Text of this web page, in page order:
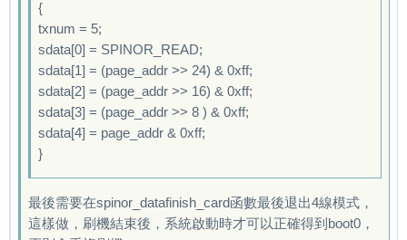
nor_page_cnt=7167
nor_page_cnt=7679
nor_page_cnt=8191
nor_page_cnt=8703
nor_page_cnt=9215
nor_page_cnt=9727
nor_page_cnt=10239
nor_page_cnt=10751
nor_page_cnt=11263
nor_page_cnt=11775
nor_page_cnt=12287
{
txnum = 5;
sdata[0] = SPINOR_READ;
sdata[1] = (page_addr >> 24) & 0xff;
sdata[2] = (page_addr >> 16) & 0xff;
sdata[3] = (page_addr >> 8 ) & 0xff;
sdata[4] = page_addr & 0xff;
}
最後需要在spinor_datafinish_card函數最後退出4線模式，
這樣做，刷機結束後，系統啟動時才可以正確得到boot0，